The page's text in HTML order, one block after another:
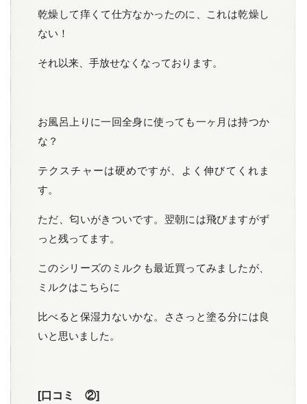
乾燥して痒くて仕方なかったのに、これは乾燥し
ない！
それ以来、手放せなくなっております。
お風呂上りに一回全身に使っても一ヶ月は持つか
な？
テクスチャーは硬めですが、よく伸びてくれま
す。
ただ、匂いがきついです。翌朝には飛びますがず
っと残ってます。
このシリーズのミルクも最近買ってみましたが、
ミルクはこちらに
比べると保湿力ないかな。ささっと塗る分には良
いと思いました。
[口コミ ②]